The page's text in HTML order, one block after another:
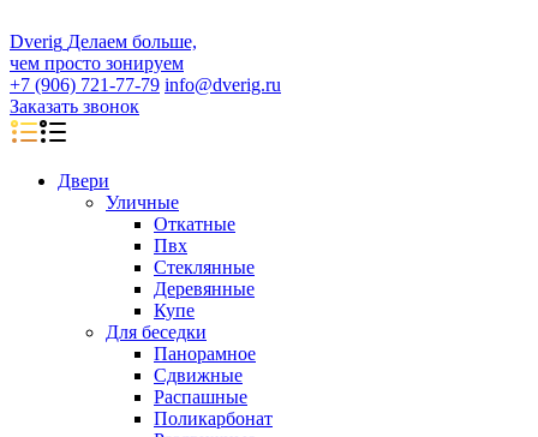
Dverig Делаем больше,
чем просто зонируем
+7 (906) 721-77-79 info@dverig.ru
Заказать звонок
Двери
Уличные
Откатные
Пвх
Стеклянные
Деревянные
Купе
Для беседки
Панорамное
Сдвижные
Распашные
Поликарбонат